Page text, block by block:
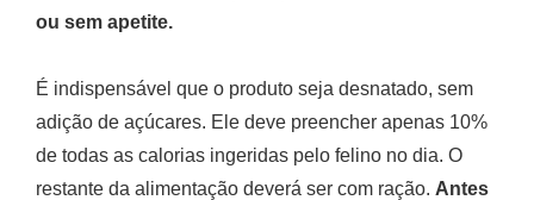
ou sem apetite.
É indispensável que o produto seja desnatado, sem
adição de açúcares. Ele deve preencher apenas 10%
de todas as calorias ingeridas pelo felino no dia. O
restante da alimentação deverá ser com ração. Antes